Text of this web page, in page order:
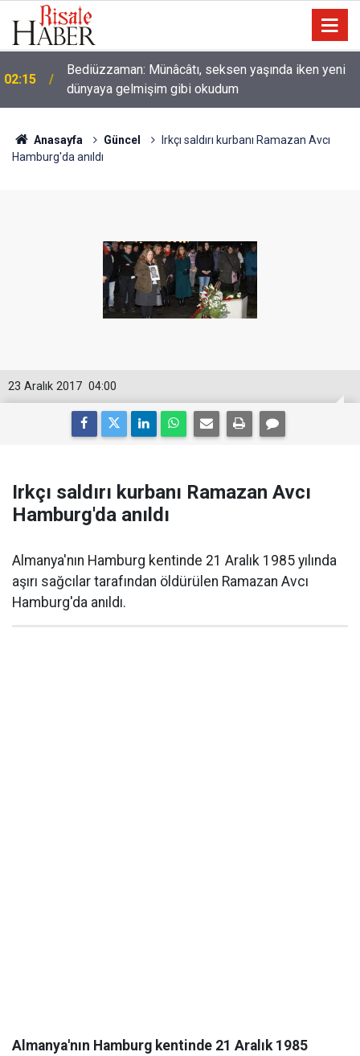
01:45
Nice binilen hayvan vardır ki, binicisinden daha
hayırlıdır
Anasayfa Güncel
Irkçı saldırı kurbanı Ramazan Avcı
Hamburg'da anıldı
04:00
23 Aralık 2017
Irkçı saldırı kurbanı Ramazan Avcı
Hamburg'da anıldı
Almanya'nın Hamburg kentinde 21 Aralık 1985 yılında
aşırı sağcılar tarafından öldürülen Ramazan Avcı
Hamburg'da anıldı.
Almanya'nın Hamburg kentinde 21 Aralık 1985